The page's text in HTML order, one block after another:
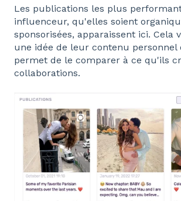
Les publications les plus
influenceur, qu'elles soient
sponsorisées, apparaissent ici. Cela
une idée de leur contenu personnel
permet de le comparer à ce qu'ils
collaborations.